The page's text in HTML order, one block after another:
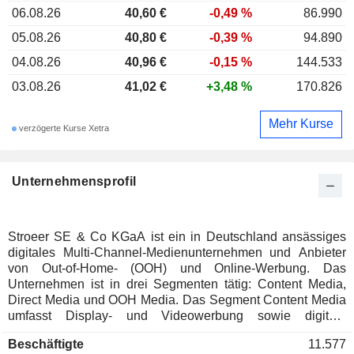
Unternehmensprofil
Stroeer SE & Co KGaA ist ein in Deutschland ansässiges
digitales Multi-Channel-Medienunternehmen und Anbieter
von Out-of-Home- (OOH) und Online-Werbung. Das
Unternehmen ist in drei Segmenten tätig: Content Media,
Direct Media und OOH Media. Das Segment Content Media
umfasst Display- und Videowerbung sowie digitale
umfasst Dialogmarketing und transaktionale
Beschäftigte 11.577
06.08.26 40,60 € -0,49 %
86.990
05.08.26
40,80 € -0,39 %
94.890
04.08.26
40,96 € -0,15 %
144.533
03.08.26
41,02 € +3,48 % 170.826
verzögerte Kurse Xetra Mehr Kurse